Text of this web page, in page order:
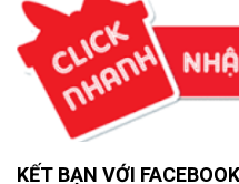
KẾT BẠN VỚI